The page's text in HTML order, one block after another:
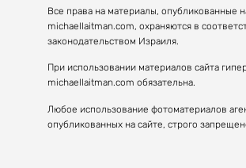
Духовные состояния
Конгрессы каббалы
Каббалистическая
Духовные состояния
Почему евреи
Израиль сегодня
Избраны служить миру
Все права на материалы, опубликованные
michaellaitman.com, охраняются в
законодательством Израиля.
При использовании материалов сайта
michaellaitman.com обязательна.
Любое использование фотоматериалов
опубликованных на сайте, строго